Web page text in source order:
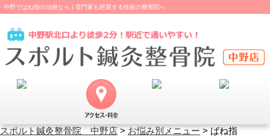
中野でばね指の治療なら | 専門家も絶賛する技術の整骨院へ
スポルト鍼灸整骨院 中野店>お悩み別メニュー>ばね指